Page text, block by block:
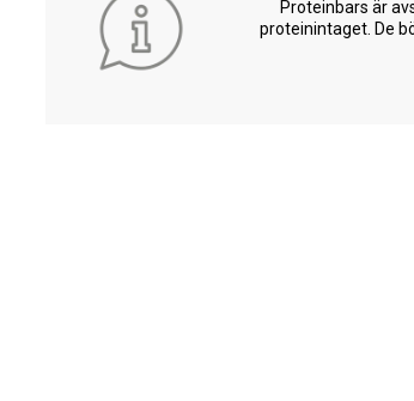
Proteinbars är
proteinintaget. De